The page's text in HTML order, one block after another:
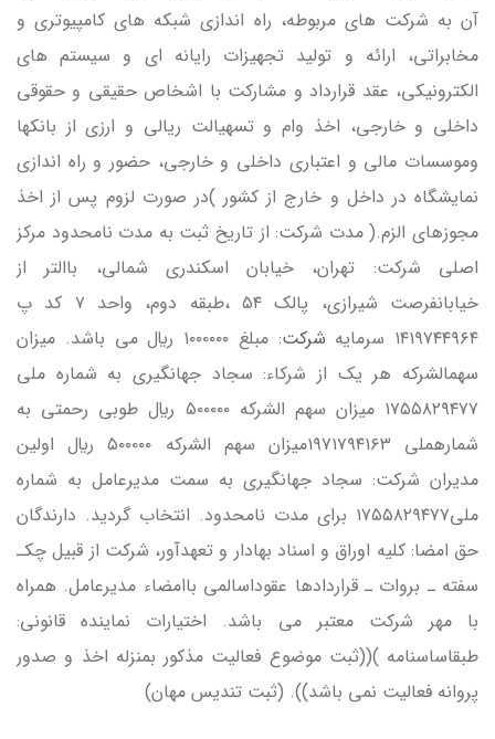
آن به شركت هاي مربوطه، راه اندازي شبكه هاي كامپيوتري و
مخابراتي، ارائه و توليد تجهيزات رايانه اي و سيستم هاي
الكترونيكي، عقد قرارداد و مشاركت با اشخاص حقيقي و حقوقي
داخلي و خارجي، اخذ وام و تسهيالت ريالي و ارزي از بانكها
وموسسات مالي و اعتباري داخلي و خارجي، حضور و راه اندازي
نمايشگاه در داخل و خارج از كشور )در صورت لزوم پس از اخذ
مجوزهاي الزم.( مدت شركت: از تاريخ ثبت به مدت نامحدود مركز
اصلي شركت: تهران، خيابان اسكندري شمالي، باالتر از
خيابانفرصت شيرازي، پالک ۵۴ ،طبقه دوم، واحد ۷ كد پ
۱۴۱۹۷۴۴۹۶۴ سرمايه
شركت
: مبلغ ۱۰۰۰۰۰۰ ريال مي باشد. ميزان
سهمالشركه هر يک از شركاء: سجاد جهانگيري به شماره ملي
۱۷۵۵۸۲۹۴۷۷ ميزان سهم الشركه ۵۰۰۰۰۰ ريال طوبي رحمتي به
شمارهملي ۱۹۷۱۷۹۴۱۶۳ميزان سهم الشركه ۵۰۰۰۰۰ ريال اولين
مديران شركت: سجاد جهانگيري به سمت مديرعامل به شماره
ملي۱۷۵۵۸۲۹۴۷۷ براي مدت نامحدود. انتخاب گرديد. دارندگان
حق امضا: كليه اوراق و اسناد بهادار و تعهدآور، شركت از قبيل چکـ
سفته ـ بروات ـ قراردادها عقوداسالمي باامضاء مديرعامل. همراه
با مهر شركت معتبر مي باشد. اختيارات نماينده قانوني:
طبقاساسنامه )((ثبت موضوع فعاليت مذكور بمنزله اخذ و صدور
پروانه فعاليت نمي باشد)). (ثبت تندیس مهان)